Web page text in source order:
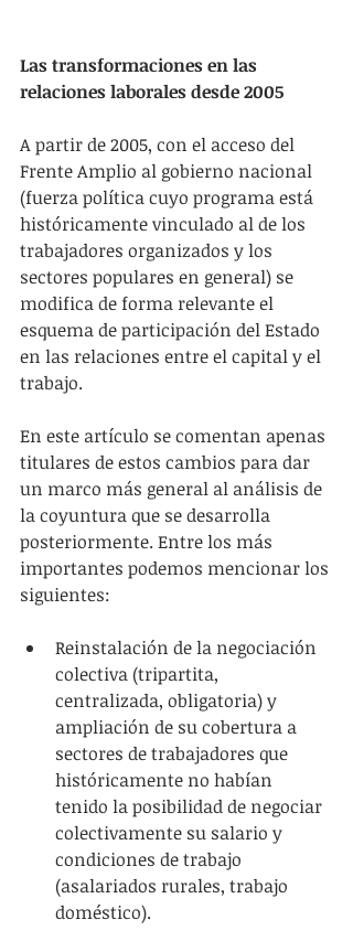
Las transformaciones en las
relaciones laborales desde 2005
A partir de 2005, con el acceso del
Frente Amplio al gobierno nacional
(fuerza política cuyo programa está
históricamente vinculado al de los
trabajadores organizados y los
sectores populares en general) se
modifica de forma relevante el
esquema de participación del Estado
en las relaciones entre el capital y el
trabajo.
En este artículo se comentan apenas
titulares de estos cambios para dar
un marco más general al análisis de
la coyuntura que se desarrolla
posteriormente. Entre los más
importantes podemos mencionar los
siguientes:
Reinstalación de la negociación
colectiva (tripartita,
centralizada, obligatoria) y
ampliación de su cobertura a
sectores de trabajadores que
históricamente no habían
tenido la posibilidad de negociar
colectivamente su salario y
condiciones de trabajo
(asalariados rurales, trabajo
doméstico).